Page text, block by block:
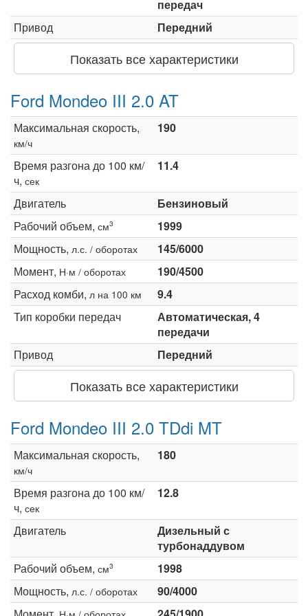
передач
Привод
Передний
Показать все характеристики
Ford Mondeo III 2.0 AT
Максимальная скорость,
км/ч
190
Время разгона до 100 км/
ч, сек
11.4
Двигатель
Бензиновый
Рабочий объем, см3
1999
Мощность, л.с. / оборотах
145/6000
Момент, Н·м / оборотах
190/4500
Расход комби, л на 100 км
9.4
Тип коробки передач
Автоматическая, 4
передачи
Привод
Передний
Показать все характеристики
Ford Mondeo III 2.0 TDdi MT
Максимальная скорость,
км/ч
180
Время разгона до 100 км/
ч, сек
12.8
Двигатель
Дизельный с
турбонаддувом
Рабочий объем, см3
1998
Мощность, л.с. / оборотах
90/4000